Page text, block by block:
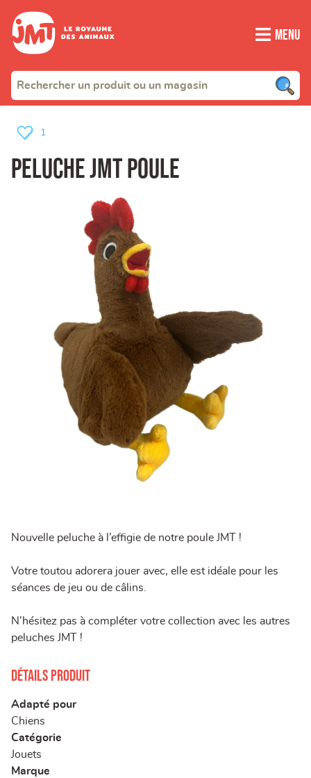
Menu
Peluche JMT Poule
1
Nouvelle peluche à l’effigie de notre poule JMT !
Votre toutou adorera jouer avec, elle est idéale pour les
séances de jeu ou de câlins.
N’hésitez pas à compléter votre collection avec les autres
peluches JMT !
Détails produit
Adapté pour
Chiens
Catégorie
Jouets
Marque